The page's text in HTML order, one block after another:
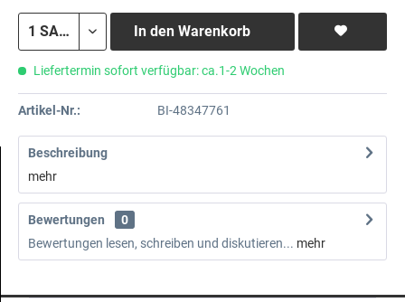
In den Warenkorb
Liefertermin sofort verfügbar: ca.1-2 Wochen
Artikel-Nr.: BI-48347761
Beschreibung
mehr
Bewertungen
0
Bewertungen lesen, schreiben und diskutieren... mehr